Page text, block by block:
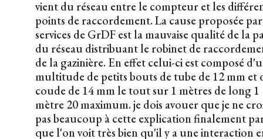
vient du réseau entre le compteur et les
points de raccordement. La cause proposée
services de GrDF est la mauvaise qualité de la
du réseau distribuant le robinet de
de la gazinière. En effet celui-ci est composé
multitude de petits bouts de tube de 12 mm et
coude de 14 mm le tout sur 1 mètres de long 1
mètre 20 maximum. je dois avouer que je ne
pas beaucoup à cette explication finalement
que l'on voit très bien qu'il y a une interaction